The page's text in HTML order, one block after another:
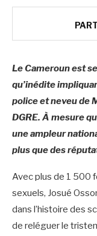
Le Cameroun est
qu’inédite
police et neveu de
DGRE. À mesure
une ampleur
plus que des
Avec plus de 1 500
sexuels, Josué
dans l’histoire des
de reléguer le